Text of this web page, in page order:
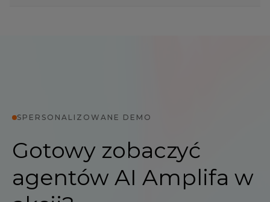
SPERSONALIZOWANE DEMO
Gotowy zobaczyć
agentów AI Amplifa w